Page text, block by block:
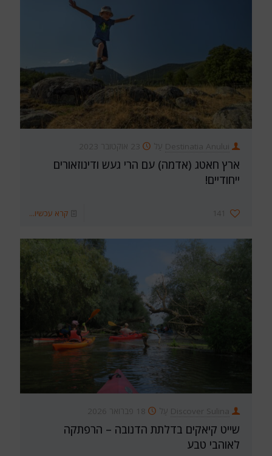
Destinatia Anului עַל 23 אוקטובר 2023
ארץ חאטג (אדמה) עם הרי געש ודינוזאורים
ייחודיים!
141 קרא עכשיו...
Discover Sulina עַל 18 פברואר 2026
שייט קיאקים בדלתת הדנובה – הרפתקה
לאוהבי טבע